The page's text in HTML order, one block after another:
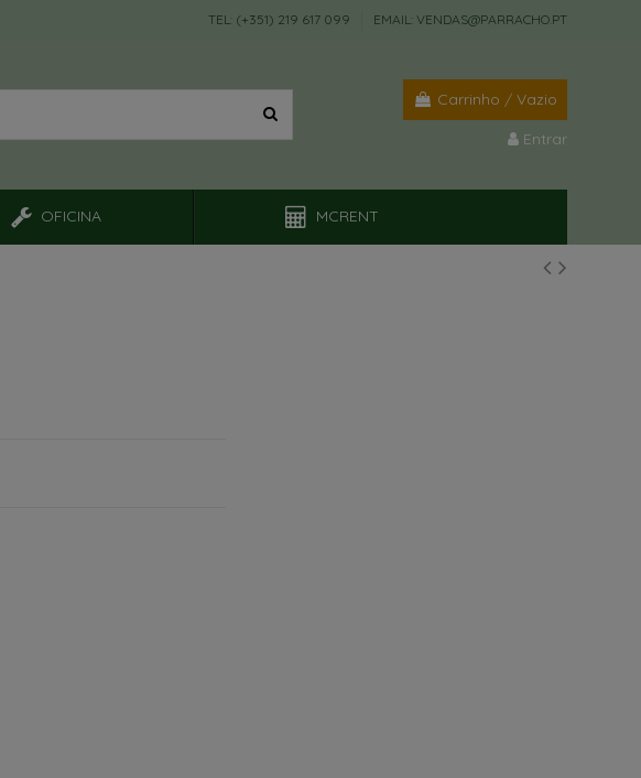
TEL: (+351) 219 617 099 EMAIL: VENDAS@PARRACHO.PT
Carrinho / Vazio
Entrar
OFICINA MCRENT